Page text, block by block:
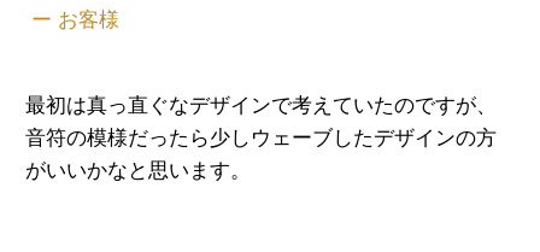
ー お客様
最初は真っ直ぐなデザインで考えていたのですが、
音符の模様だったら少しウェーブしたデザインの方
がいいかなと思います。